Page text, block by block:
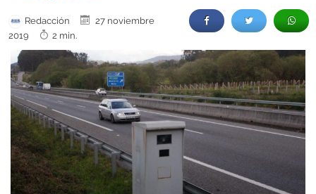
Redacción
27 noviembre
2019
2 min.